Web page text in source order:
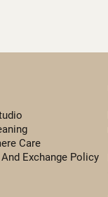
Care
And Exchange Policy